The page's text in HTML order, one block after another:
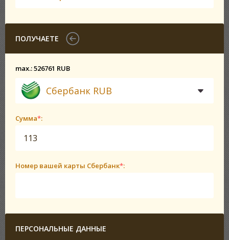
ПОЛУЧАЕТЕ
max.: 526761 RUB
Сбербанк RUB
Сумма*:
Номер вашей карты Сбербанк*:
ПЕРСОНАЛЬНЫЕ ДАННЫЕ